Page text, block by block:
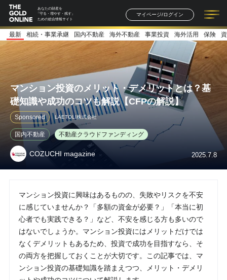
あなたの財産を
「守る・増やす・残す」
ための総合情報サイト
マイページ/ログイン
記事一覧 連載一覧
著者一覧 書籍一覧
最新 相続・事業承継 国内不動産 海外不動産 事業投資 海外活用 保険
マンション投資のメリット・デメリットとは？基
礎知識や成功のコツも解説【CFPの解説】
Sponsored LAETOLI株式会社
国内不動産 不動産クラウドファンディング
COZUCHI magazine 2025.7.8
マンション投資に興味はあるものの、失敗やリスクを不安
に感じていませんか？「多額の資金が必要？」「本当に初
心者でも実践できる？」など、不安を感じる方も多いので
はないでしょうか。マンション投資にはメリットだけでは
なくデメリットもあるため、投資で成功を目指すなら、そ
の両方を把握しておくことが大切です。この記事では、マ
ンション投資の基礎知識を踏まえつつ、メリット・デメリ